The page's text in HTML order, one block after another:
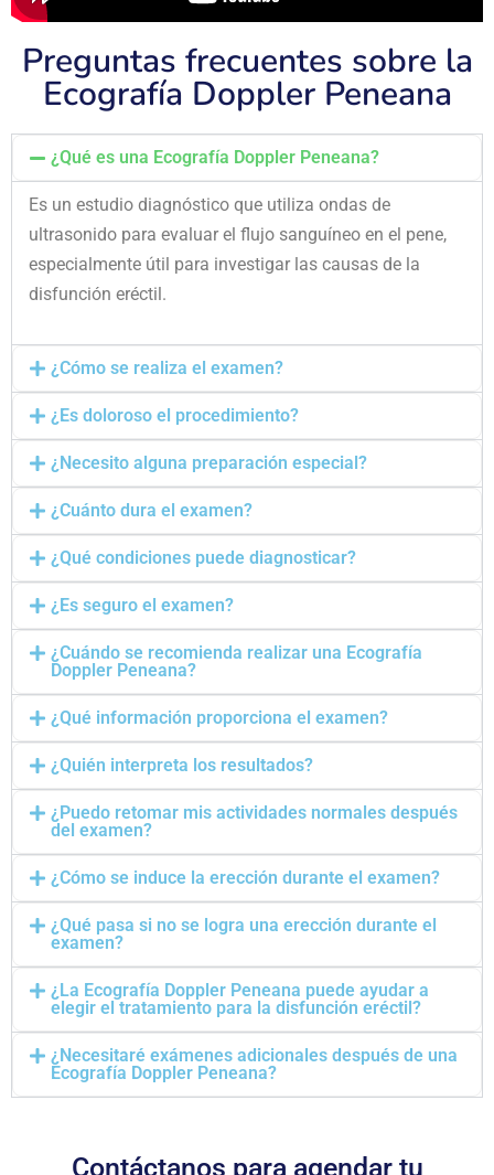
Preguntas frecuentes sobre la
Ecografía Doppler Peneana
¿Qué es una Ecografía Doppler Peneana?
Es un estudio diagnóstico que utiliza ondas de
ultrasonido para evaluar el flujo sanguíneo en el pene,
especialmente útil para investigar las causas de la
disfunción eréctil.
¿Cómo se realiza el examen?
¿Es doloroso el procedimiento?
¿Necesito alguna preparación especial?
¿Cuánto dura el examen?
¿Qué condiciones puede diagnosticar?
¿Es seguro el examen?
¿Cuándo se recomienda realizar una Ecografía
Doppler Peneana?
¿Qué información proporciona el examen?
¿Quién interpreta los resultados?
¿Puedo retomar mis actividades normales después
del examen?
¿Cómo se induce la erección durante el examen?
¿Qué pasa si no se logra una erección durante el
examen?
¿La Ecografía Doppler Peneana puede ayudar a
elegir el tratamiento para la disfunción eréctil?
¿Necesitaré exámenes adicionales después de una
Ecografía Doppler Peneana?
Contáctanos para agendar tu